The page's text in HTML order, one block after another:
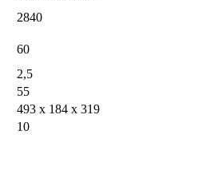
2840
60
2,5
55
493 x 184 x 319
10